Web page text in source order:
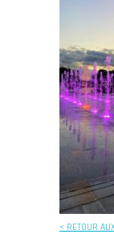
< RETOUR